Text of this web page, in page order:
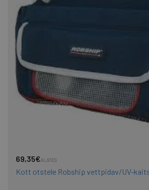
ALATES
69,35€
Kott otstele Robship vettpidav/UV-